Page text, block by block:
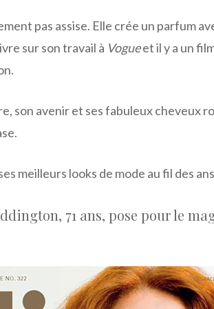
pas assise. Elle crée un parfum
sur son travail à Vogueet il y a un
son avenir et ses fabuleux cheveux
meilleurs looks de mode au fil des
71 ans, pose pour le